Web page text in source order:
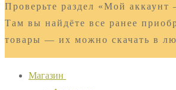
Проверьте раздел «Мой аккаунт
Там вы найдёте все ранее
товары — их можно скачать в
Магазин